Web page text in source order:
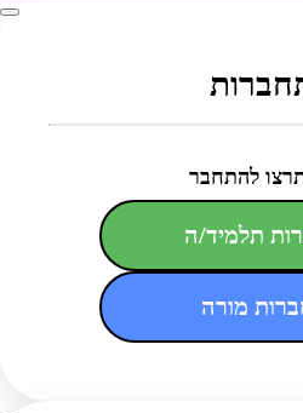
תלמיד/ה
מורה